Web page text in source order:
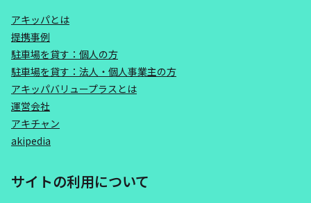
アキッパとは
提携事例
駐車場を貸す：個人の方
駐車場を貸す：法人・個人事業主の方
アキッパバリュープラスとは
運営会社
アキチャン
akipedia
サイトの利用について